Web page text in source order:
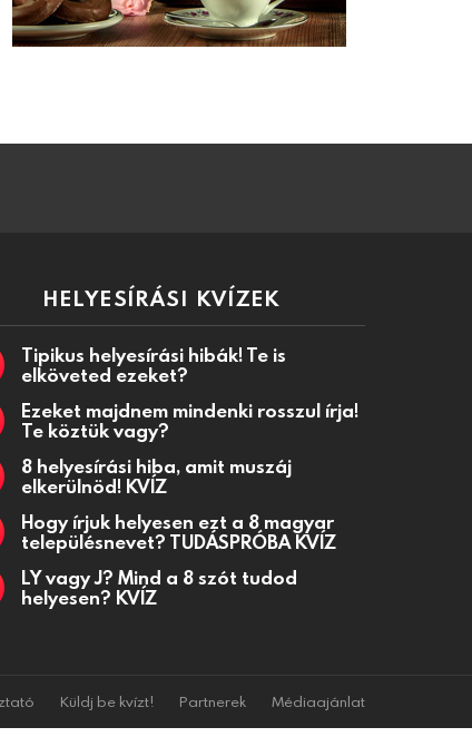
HELYESÍRÁSI KVÍZEK
Tipikus helyesírási hibák! Te is
elköveted ezeket?
Ezeket majdnem mindenki rosszul írja!
Te köztük vagy?
8 helyesírási hiba, amit muszáj
elkerülnöd! KVÍZ
Hogy írjuk helyesen ezt a 8 magyar
településnevet? TUDÁSPRÓBA KVÍZ
LY vagy J? Mind a 8 szót tudod
helyesen? KVÍZ
Küldj be kvízt! Partnerek Médiaajánlat